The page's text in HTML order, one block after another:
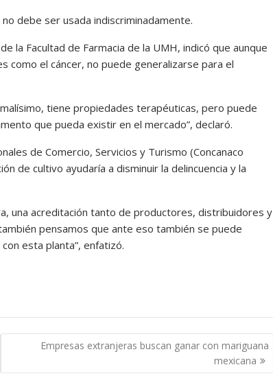
debe ser usada indiscriminadamente.
la Facultad de Farmacia de la UMH, indicó que aunque
como el cáncer, no puede generalizarse para el
tiene propiedades terapéuticas, pero puede
que pueda existir en el mercado”, declaró.
de Comercio, Servicios y Turismo (Concanaco
de cultivo ayudaría a disminuir la delincuencia y la
una acreditación tanto de productores, distribuidores y
pensamos que ante eso también se puede
esta planta”, enfatizó.
Empresas extranjeras buscan ganar con mariguana
mexicana